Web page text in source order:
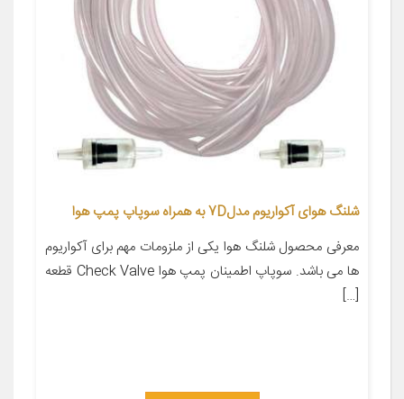
شلنگ هوای آکواریوم مدل7D به همراه سوپاپ پمپ هوا
معرفی محصول شلنگ هوا یکی از ملزومات مهم برای آکواریوم
ها می باشد. سوپاپ اطمینان پمپ هوا Check Valve قطعه
[…]